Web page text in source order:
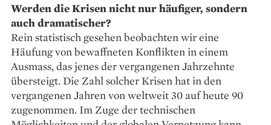
Werden die Krisen nicht nur häufiger, sondern
auch dramatischer?
Rein statistisch gesehen beobachten wir eine
Häufung von bewaffneten Konflikten in einem
Ausmass, das jenes der vergangenen Jahrzehnte
übersteigt. Die Zahl solcher Krisen hat in den
vergangenen Jahren von weltweit 30 auf heute 90
zugenommen. Im Zuge der technischen